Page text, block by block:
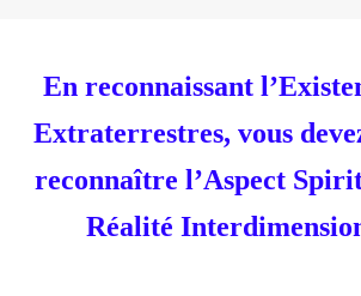
En reconnaissant
Extraterrestres, vous
reconnaître l’Aspect
Réalité